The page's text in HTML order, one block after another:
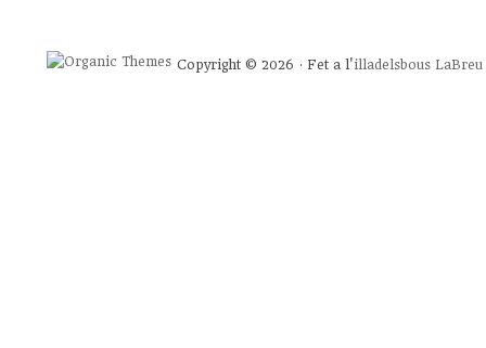
Copyright © 2026 · Fet a l'illadelsbous